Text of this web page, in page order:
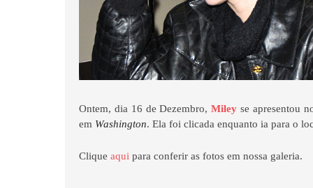
Ontem, dia 16 de Dezembro,Miley se apresentou
em Washington. Ela foi clicada enquanto ia para o
Cliqueaqui para conferir as fotos em nossa galeria.